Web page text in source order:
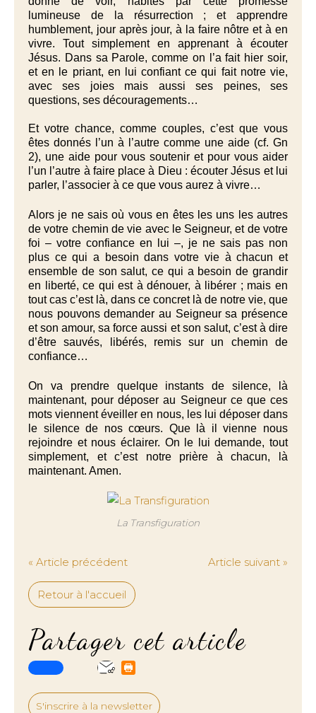
lumineuse de la résurrection ; et apprendre
humblement, jour après jour, à la faire nôtre et à en
vivre. Tout simplement en apprenant à écouter
Jésus. Dans sa Parole, comme on l’a fait hier soir,
et en le priant, en lui confiant ce qui fait notre vie,
avec ses joies mais aussi ses peines, ses
questions, ses découragements…
Et votre chance, comme couples, c’est que vous
êtes donnés l’un à l’autre comme une aide (cf. Gn
2), une aide pour vous soutenir et pour vous aider
l’un l’autre à faire place à Dieu : écouter Jésus et lui
parler, l’associer à ce que vous aurez à vivre…
Alors je ne sais où vous en êtes les uns les autres
de votre chemin de vie avec le Seigneur, et de votre
foi – votre confiance en lui –, je ne sais pas non
plus ce qui a besoin dans votre vie à chacun et
ensemble de son salut, ce qui a besoin de grandir
en liberté, ce qui est à dénouer, à libérer ; mais en
tout cas c’est là, dans ce concret là de notre vie, que
nous pouvons demander au Seigneur sa présence
et son amour, sa force aussi et son salut, c’est à dire
d’être sauvés, libérés, remis sur un chemin de
confiance…
On va prendre quelque instants de silence, là
maintenant, pour déposer au Seigneur ce que ces
mots viennent éveiller en nous, les lui déposer dans
le silence de nos cœurs. Que là il vienne nous
rejoindre et nous éclairer. On le lui demande, tout
simplement, et c’est notre prière à chacun, là
maintenant. Amen.
La Transfiguration
« Article précédent Article suivant »
Retour à l'accueil
Partager cet article
S'inscrire à la newsletter